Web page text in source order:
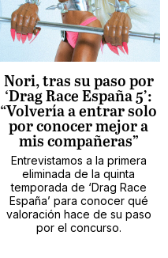
Nori, tras su paso por
‘Drag Race España 5’:
“Volvería a entrar solo
por conocer mejor a
mis compañeras”
Entrevistamos a la primera
eliminada de la quinta
temporada de ‘Drag Race
España’ para conocer qué
valoración hace de su paso
por el concurso.